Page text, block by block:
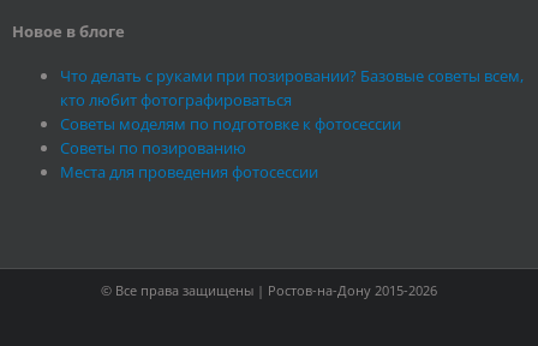
Новое в блоге
Что делать с руками при позировании? Базовые советы всем,
кто любит фотографироваться
Советы моделям по подготовке к фотосессии
Советы по позированию
Места для проведения фотосессии
© Все права защищены | Ростов-на-Дону 2015-2026